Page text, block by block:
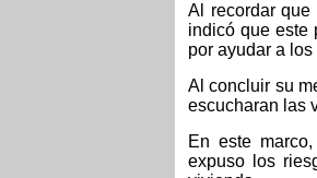
Al recordar
indicó que este
por ayudar a
Al concluir su
escucharan las
En este
expuso los